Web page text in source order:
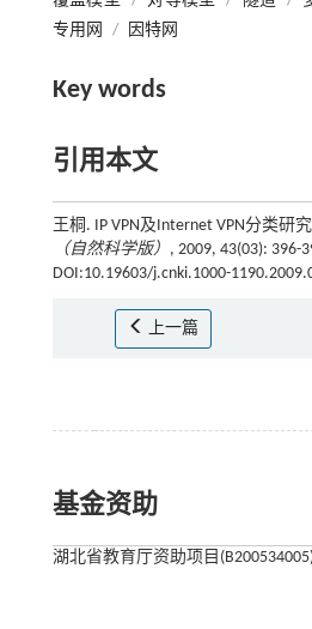
专用网
/ 因特网
Key words
引用本文
王桐. IP VPN及Internet VPN分类研
（自然科学版） , 2009, 43(03): 396-
DOI:10.19603/j.cnki.1000-
上一篇
基金资助
湖北省教育厅资助项目